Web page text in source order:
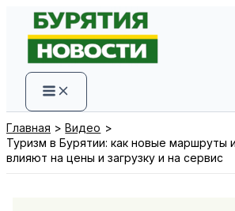
Перейти
содержимому
Главная
Видео
Туризм в Бурятии: как новые маршруты
влияют на цены и загрузку и на сервис